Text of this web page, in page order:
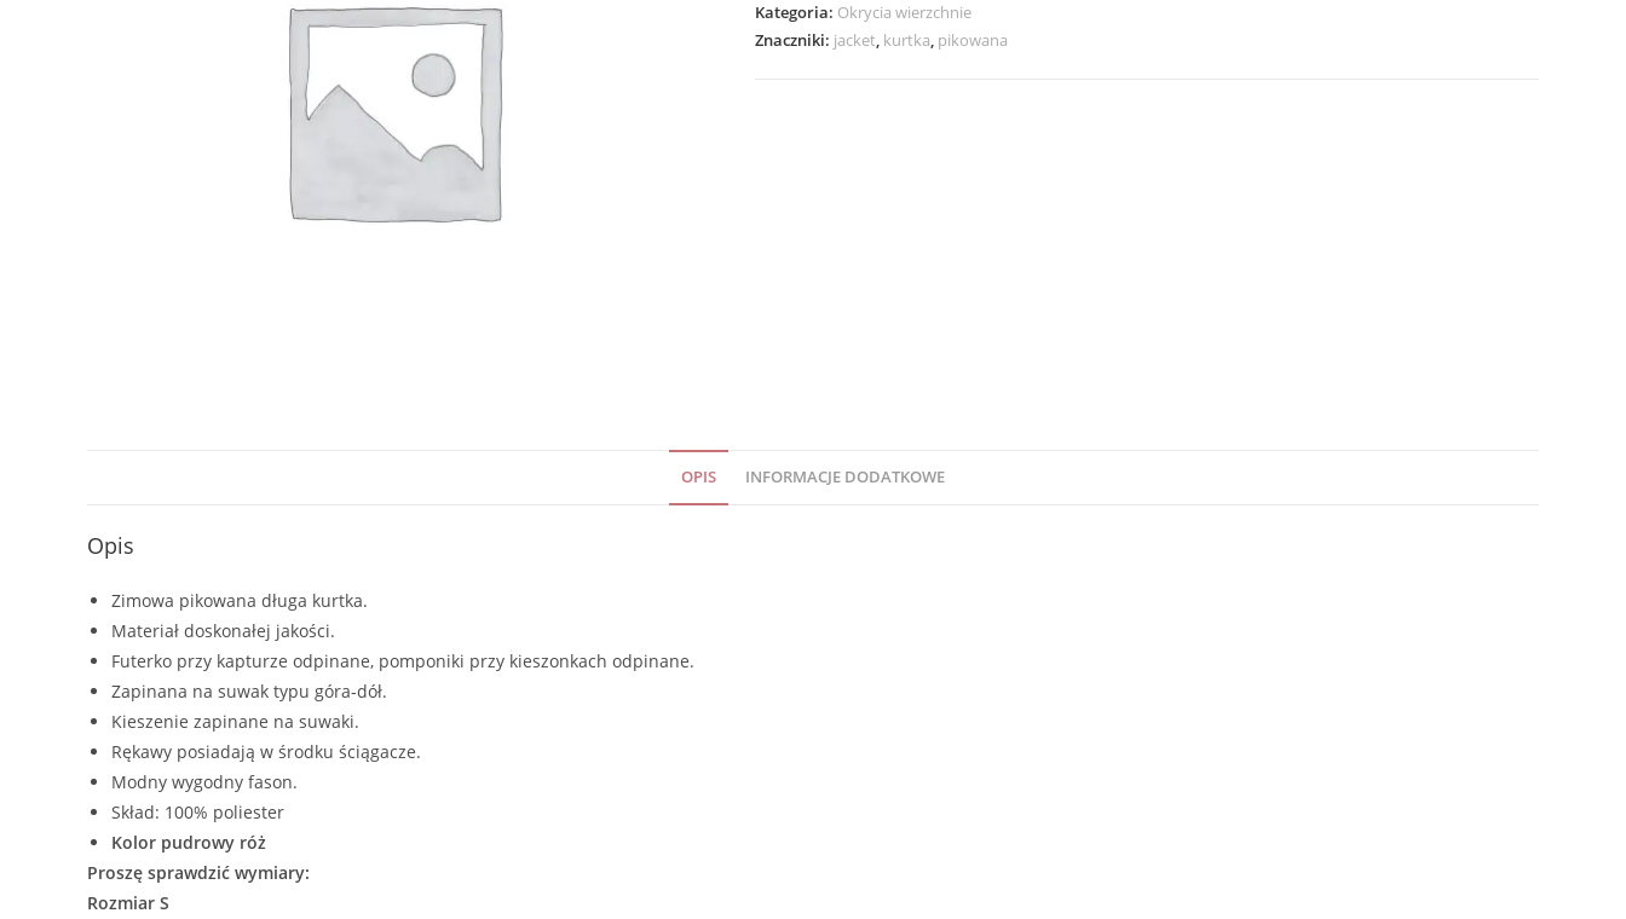
Kategoria: Okrycia wierzchnie
Znaczniki: jacket, kurtka, pikowana
OPIS INFORMACJE DODATKOWE
Opis
Zimowa pikowana długa kurtka.
Materiał doskonałej jakości.
Futerko przy kapturze odpinane, pomponiki przy kieszonkach odpinane.
Zapinana na suwak typu góra-dół.
Kieszenie zapinane na suwaki.
Rękawy posiadają w środku ściągacze.
Modny wygodny fason.
Skład: 100% poliester
Kolor pudrowy róż
Proszę sprawdzić wymiary:
Rozmiar S